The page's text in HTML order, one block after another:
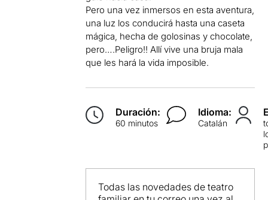
Pero una vez inmersos en esta aventura,
una luz los conducirá hasta una caseta
mágica, hecha de golosinas y chocolate,
pero….Peligro!! Allí vive una bruja mala
que les hará la vida imposible.
Duración:
60 minutos
Idioma:
Catalán
Todas las novedades de teatro